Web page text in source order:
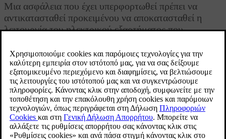
Ενημερώθηκε 19/10/2021
Μια ασφάλεια που έχει υπερφορτωθεί πρέπει να
αντικατασταθεί προκειμένου να αποκατασταθεί η
λειτουργία του ηλεκτρικού εξαρτήματος που
Εντοπίστε τη σωστή ασφάλεια στις λίστες ασφαλειών για τις
διάφορες ασφαλειοθήκες.
Βγάλτε την ασφάλεια και εξετάστε την από το πλάι για να
διαπιστώσετε αν το κυρτό σύρμα έχει καεί.
Εάν η ασφάλεια έχει καεί, αντικαταστήστε την με μια καινούργια
ασφάλεια ίδιου χρώματος και ίδιου αμπεράζ.